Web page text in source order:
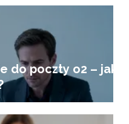
do poczty o2 – jak